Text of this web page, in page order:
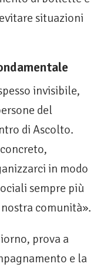
situazioni
invisibile,
del
di Ascolto.
in modo
sempre più
comunità».
prova a
e la